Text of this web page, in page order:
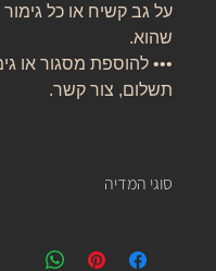
על גב קשיח או כל
שהוא.
••• להוספת מסגור או
תשלום, צור קשר.
סוגי המדיה